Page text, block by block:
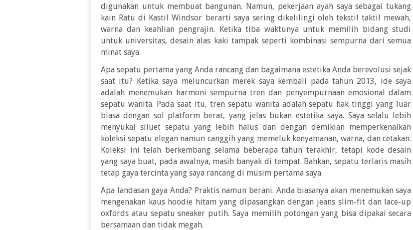
digunakan untuk membuat bangunan. Namun, pekerjaan ayah saya sebagai tukang
kain Ratu di Kastil Windsor berarti saya sering dikelilingi oleh tekstil taktil mewah,
warna dan keahlian pengrajin. Ketika tiba waktunya untuk memilih bidang studi
untuk universitas, desain alas kaki tampak seperti kombinasi sempurna dari semua
minat saya.
Apa sepatu pertama yang Anda rancang dan bagaimana estetika Anda berevolusi sejak
saat itu? Ketika saya meluncurkan merek saya kembali pada tahun 2013, ide saya
adalah menemukan harmoni sempurna tren dan penyempurnaan emosional dalam
sepatu wanita. Pada saat itu, tren sepatu wanita adalah sepatu hak tinggi yang luar
biasa dengan sol platform berat, yang jelas bukan estetika saya. Saya selalu lebih
menyukai siluet sepatu yang lebih halus dan dengan demikian memperkenalkan
koleksi sepatu elegan namun canggih yang memeluk kenyamanan, warna, dan cetakan.
Koleksi ini telah berkembang selama beberapa tahun terakhir, tetapi kode desain
yang saya buat, pada awalnya, masih banyak di tempat. Bahkan, sepatu terlaris masih
tetap gaya tercinta yang saya rancang di musim pertama saya.
Apa landasan gaya Anda? Praktis namun berani. Anda biasanya akan menemukan saya
mengenakan kaus hoodie hitam yang dipasangkan dengan jeans slim-fit dan lace-up
oxfords atau sepatu sneaker putih. Saya memilih potongan yang bisa dipakai secara
bersamaan dan tidak megah.